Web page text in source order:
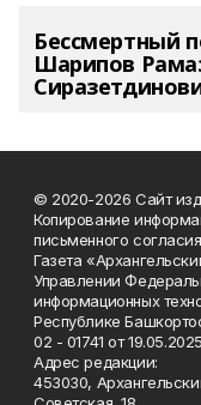
Бессмертный
Шарипов
© 2020-2026 Сайт
Копирование
письменного
Газета
Управлении
информационных
Республике
02 - 01741 от
Адрес редакции:
453030,